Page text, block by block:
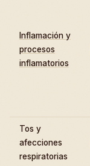
Inflamación y
procesos
inflamatorios
Tos y
afecciones
respiratorias